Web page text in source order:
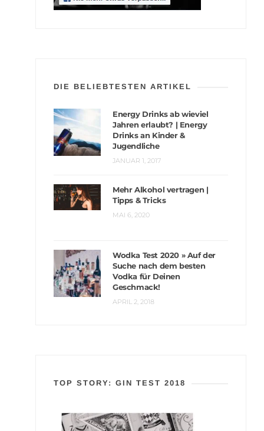
DIE BELIEBTESTEN ARTIKEL
Energy Drinks ab wieviel
Jahren erlaubt? | Energy
Drinks an Kinder &
Jugendliche
JANUAR 1, 2017
Mehr Alkohol vertragen |
Tipps & Tricks
MAI 6, 2020
Wodka Test 2020 » Auf der
Suche nach dem besten
Vodka für Deinen
Geschmack!
APRIL 2, 2018
TOP STORY: GIN TEST 2018